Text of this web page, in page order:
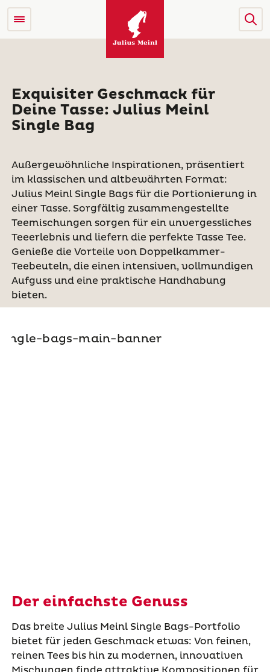
Exquisiter Geschmack für
Deine Tasse: Julius Meinl
Single Bag
Außergewöhnliche Inspirationen, präsentiert
im klassischen und altbewährten Format:
Julius Meinl Single Bags für die Portionierung in
einer Tasse. Sorgfältig zusammengestellte
Teemischungen sorgen für ein unvergessliches
Teeerlebnis und liefern die perfekte Tasse Tee.
Genieße die Vorteile von Doppelkammer-
Teebeuteln, die einen intensiven, vollmundigen
Aufguss und eine praktische Handhabung
bieten.
Der einfachste Genuss
Das breite Julius Meinl Single Bags-Portfolio
bietet für jeden Geschmack etwas: Von feinen,
reinen Tees bis hin zu modernen, innovativen